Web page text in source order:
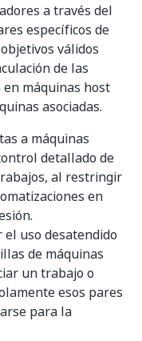
a través del
específicos de
válidos
de las
máquinas host
asociadas.
a máquinas
detallado de
al restringir
en
uso desatendido
de máquinas
un trabajo o
esos pares
para la